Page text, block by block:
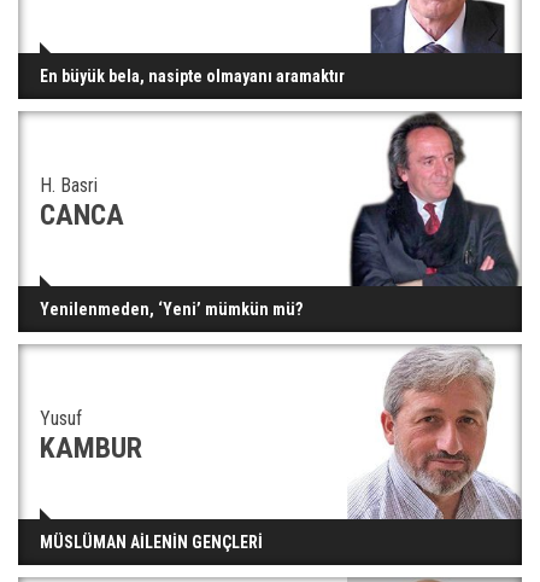
En büyük bela, nasipte olmayanı aramaktır
H. Basri
CANCA
Yenilenmeden, ‘Yeni’ mümkün mü?
Yusuf
KAMBUR
MÜSLÜMAN AİLENİN GENÇLERİ